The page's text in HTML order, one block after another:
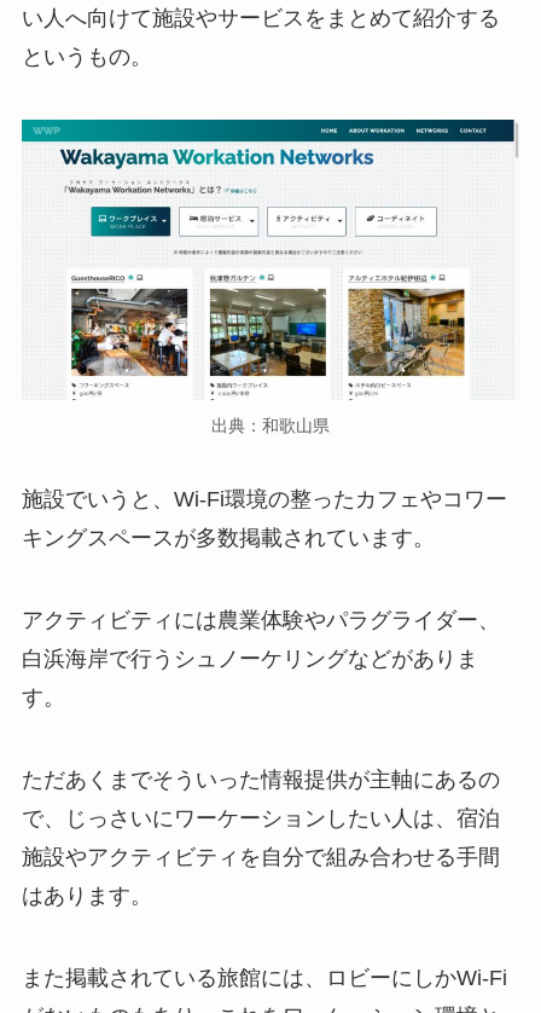
い人へ向けて施設やサービスをまとめて紹介する
というもの。
出典：和歌山県
施設でいうと、Wi-Fi環境の整った カフェやコワー
キングスペースが多数掲載されています。
アクティビティには農業体験やパラグライダー、
白浜海岸で行うシュノーケリングなどがありま
す。
ただあくまでそういった情報提供が主軸にあるの
で、じっさいにワーケーションしたい人は、 宿泊
施設やアクティビティを自分で組み合わせる手間
はあります。
また掲載されている旅館には、ロビーにしかWi-Fi